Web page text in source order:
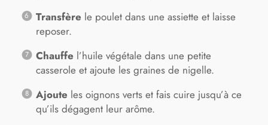
Transfère le poulet dans une assiette et laisse
reposer.
Chauffe l’huile végétale dans une petite
casserole et ajoute les graines de nigelle.
Ajoute les oignons verts et fais cuire jusqu’à ce
qu’ils dégagent leur arôme.